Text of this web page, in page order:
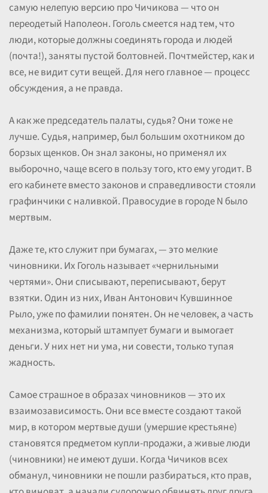
самую нелепую версию про Чичикова — что он
переодетый Наполеон. Гоголь смеется над тем, что
люди, которые должны соединять города и людей
(почта!), заняты пустой болтовней. Почтмейстер, как и
все, не видит сути вещей. Для него главное — процесс
обсуждения, а не правда.
А как же председатель палаты, судья? Они тоже не
лучше. Судья, например, был большим охотником до
борзых щенков. Он знал законы, но применял их
выборочно, чаще всего в пользу того, кто ему угодит. В
его кабинете вместо законов и справедливости стояли
графинчики с наливкой. Правосудие в городе N было
мертвым.
Даже те, кто служит при бумагах, — это мелкие
чиновники. Их Гоголь называет «чернильными
чертями». Они списывают, переписывают, берут
взятки. Один из них, Иван Антонович Кувшинное
Рыло, уже по фамилии понятен. Он не человек, а часть
механизма, который штампует бумаги и вымогает
деньги. У них нет ни ума, ни совести, только тупая
жадность.
Самое страшное в образах чиновников — это их
взаимозависимость. Они все вместе создают такой
мир, в котором мертвые души (умершие крестьяне)
становятся предметом купли-продажи, а живые люди
(чиновники) не имеют души. Когда Чичиков всех
обманул, чиновники не пошли разбираться, кто прав,